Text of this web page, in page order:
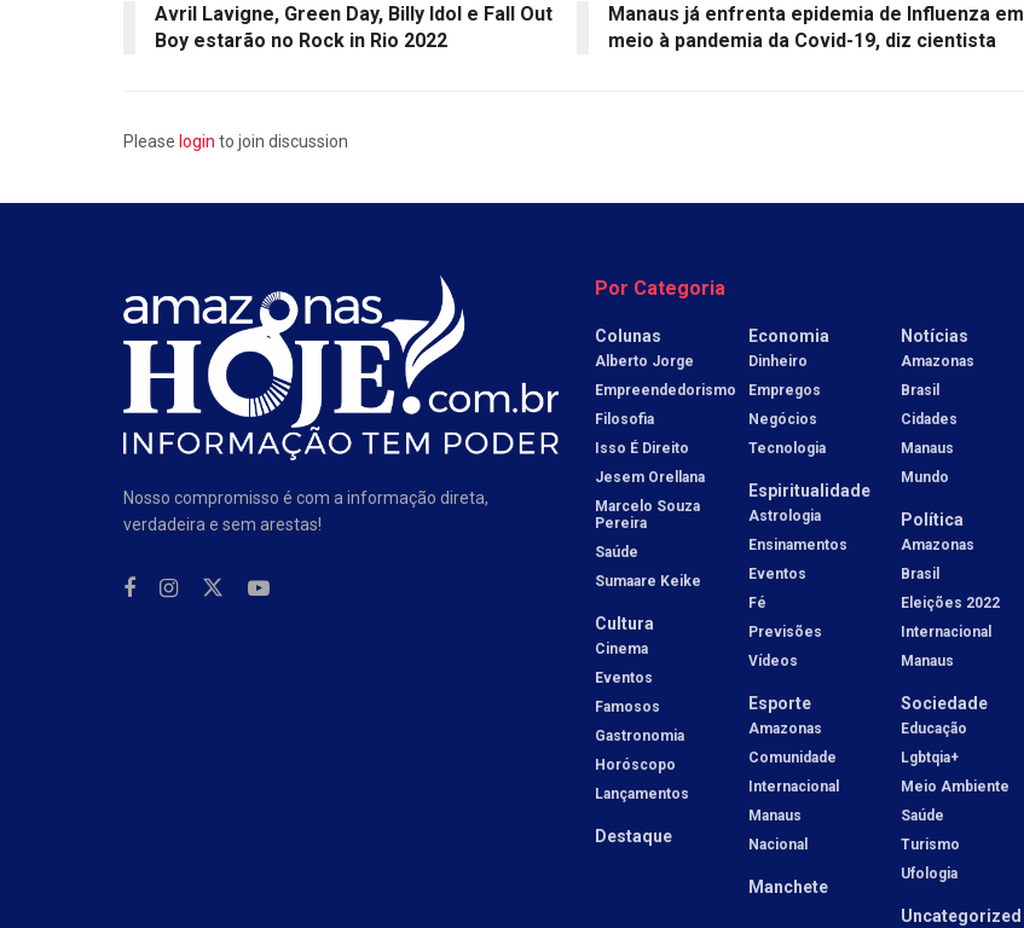
Avril Lavigne, Green Day, Billy Idol e Fall Out
Boy estarão no Rock in Rio 2022
Manaus já enfrenta epidemia de Influenza em
meio à pandemia da Covid-19, diz cientista
Please login to join discussion
Nosso compromisso é com a informação direta,
verdadeira e sem arestas!
Por Categoria
Colunas
Alberto Jorge
Empreendedorismo
Filosofia
Isso É Direito
Jesem Orellana
Marcelo Souza
Pereira
Saúde
Sumaare Keike
Cultura
Cinema
Eventos
Famosos
Gastronomia
Horóscopo
Lançamentos
Destaque
Economia
Dinheiro
Empregos
Negócios
Tecnologia
Espiritualidade
Astrologia
Ensinamentos
Eventos
Fé
Previsões
Vídeos
Esporte
Amazonas
Comunidade
Internacional
Manaus
Nacional
Manchete
Notícias
Amazonas
Brasil
Cidades
Manaus
Mundo
Política
Amazonas
Brasil
Eleições 2022
Internacional
Manaus
Sociedade
Educação
Lgbtqia+
Meio Ambiente
Saúde
Turismo
Ufologia
Uncategorized